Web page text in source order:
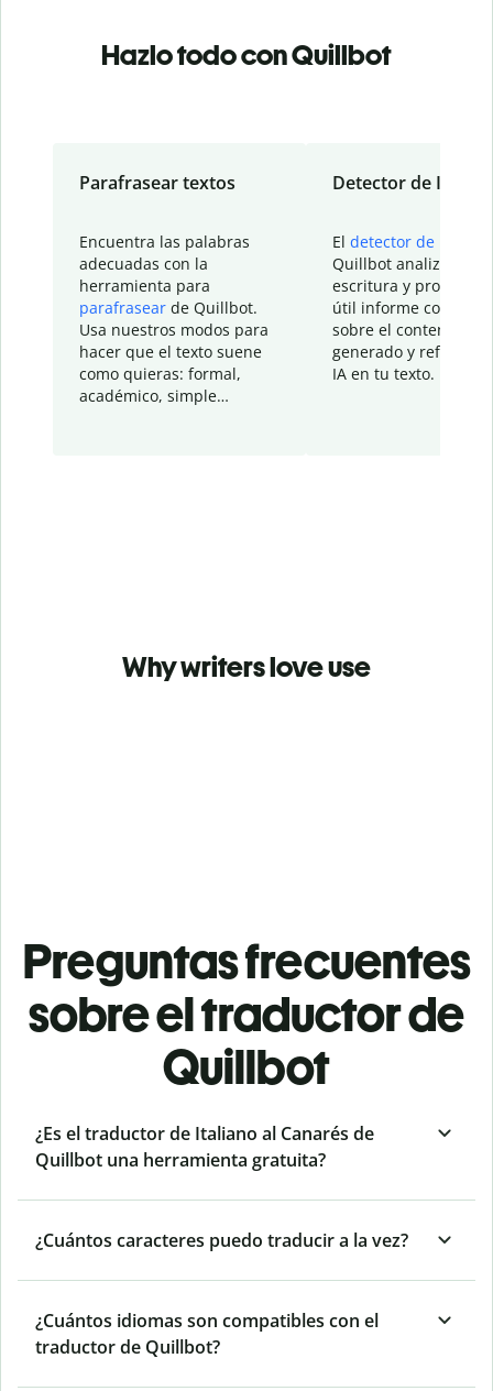
Hazlo todo con Quillbot
Parafrasear textos
Encuentra las palabras
adecuadas con la
herramienta para
parafrasear de Quillbot.
Usa nuestros modos para
hacer que el texto suene
como quieras: formal,
académico, simple…
Detector de IA
El detector de IA
Quillbot analiza tu
escritura y
útil informe con
sobre el contenido
generado y refinado
IA en tu texto.
Why writers love use
Preguntas frecuentes
sobre el traductor de
Quillbot
¿Es el traductor de Italiano al Canarés de
Quillbot una herramienta gratuita?
¿Cuántos caracteres puedo traducir a la vez?
¿Cuántos idiomas son compatibles con el
traductor de Quillbot?